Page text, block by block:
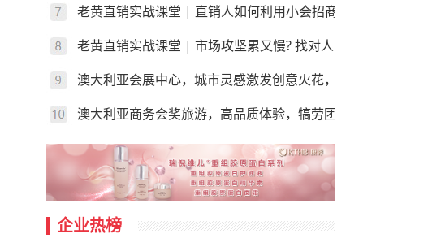
老黄直销实战课堂 | 直销人如何利用小会招商和销售？第一
老黄直销实战课堂 | 市场攻坚累又慢? 找对人 做对事：学会
澳大利亚会展中心，城市灵感激发创意火花，尽享“澳”世之美
澳大利亚商务会奖旅游，高品质体验，犒劳团队的“玩”美之地
企业热榜